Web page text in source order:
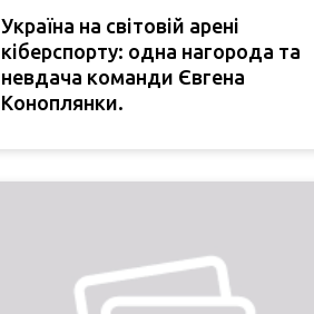
Україна на світовій арені
кіберспорту: одна нагорода та
невдача команди Євгена
Коноплянки.